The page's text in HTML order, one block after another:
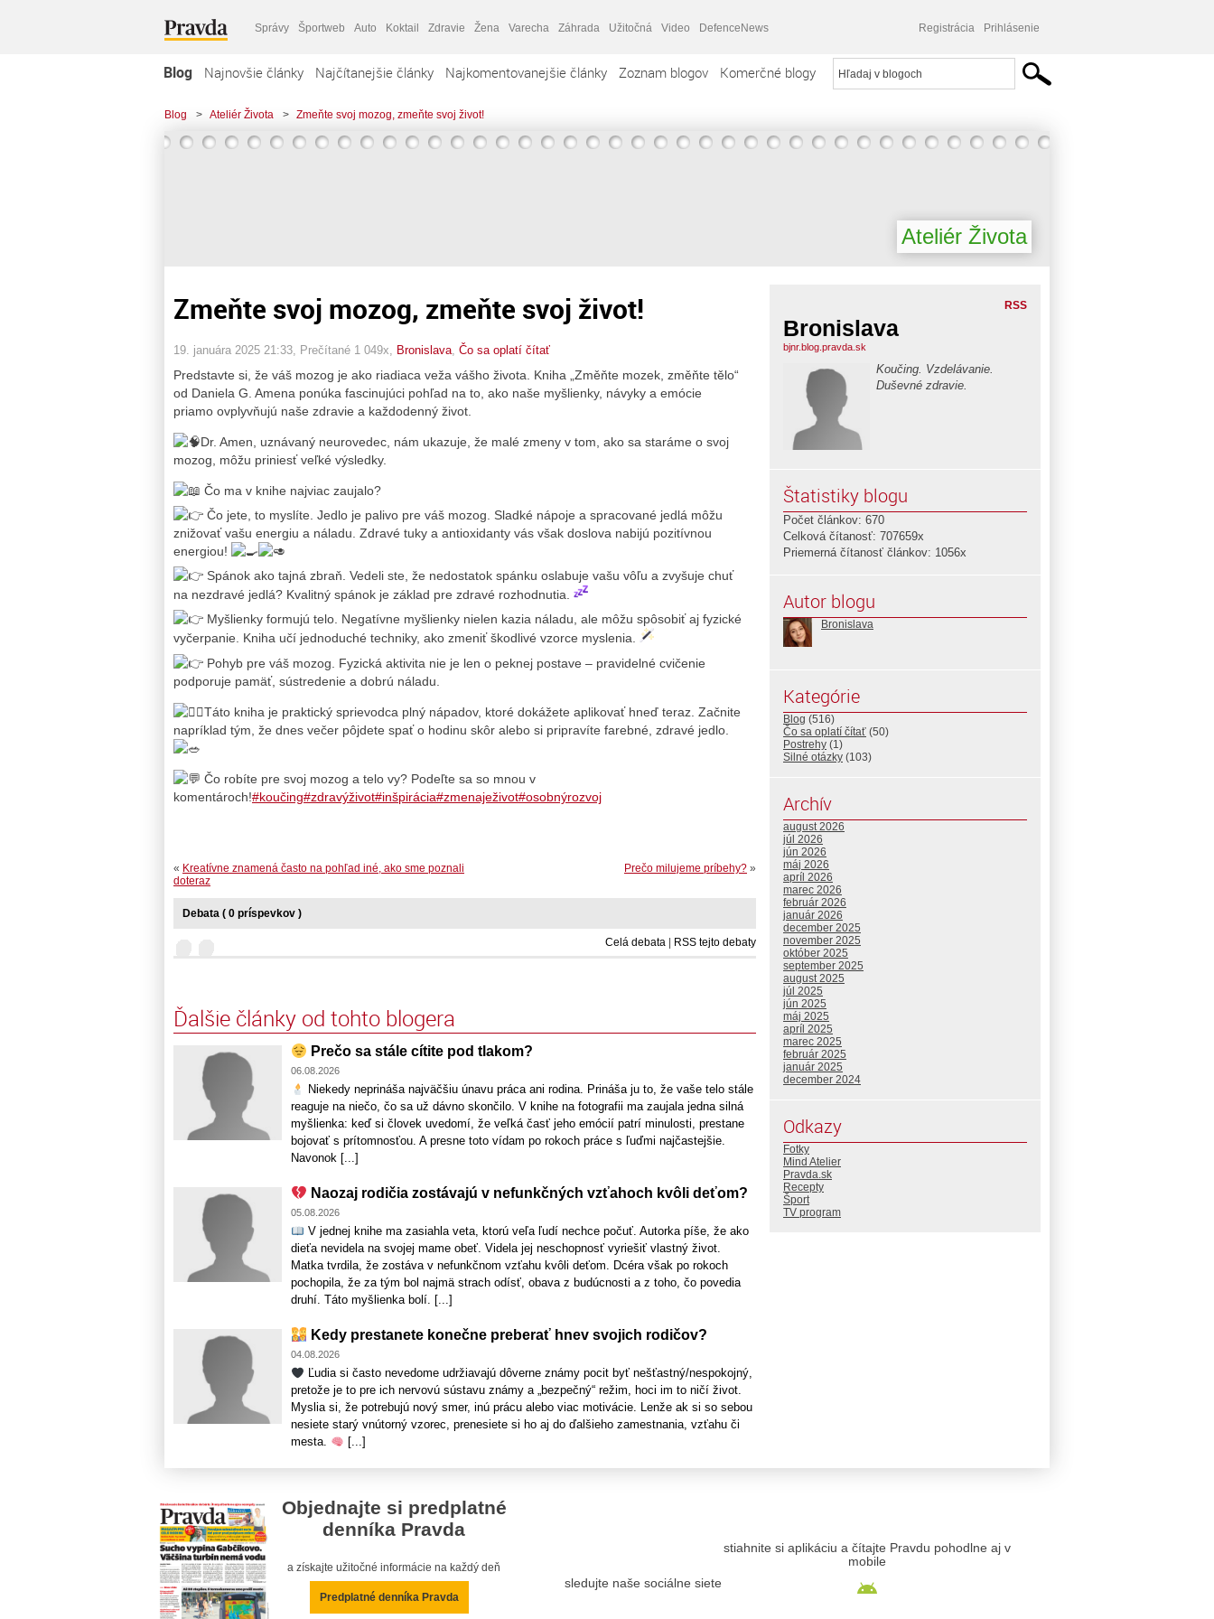
Správy Športweb Auto Koktail Zdravie Žena Varecha Záhrada Užitočná Video DefenceNews Registrácia Prihlásenie
Blog Najnovšie články Najčítanejšie články Najkomentovanejšie články Zoznam blogov Komerčné blogy
Blog > Ateliér Života > Zmeňte svoj mozog, zmeňte svoj život!
Ateliér Života
Zmeňte svoj mozog, zmeňte svoj život!
19. januára 2025 21:33 , Prečítané 1 049x, Bronislava Čo sa oplatí čítať
Predstavte si, že váš mozog je ako riadiaca veža vášho života. Kniha „Změňte mozek, změňte tělo“
od Daniela G. Amena ponúka fascinujúci pohľad na to, ako naše myšlienky, návyky a emócie
priamo ovplyvňujú naše zdravie a každodenný život.
Dr. Amen, uznávaný neurovedec, nám ukazuje, že malé zmeny v tom, ako sa staráme o svoj
mozog, môžu priniesť veľké výsledky.
Čo ma v knihe najviac zaujalo?
Čo jete, to myslíte. Jedlo je palivo pre váš mozog. Sladké nápoje a spracované jedlá môžu
znižovať vašu energiu a náladu. Zdravé tuky a antioxidanty vás však doslova nabijú pozitívnou
energiou!
Spánok ako tajná zbraň. Vedeli ste, že nedostatok spánku oslabuje vašu vôľu a zvyšuje chuť
na nezdravé jedlá? Kvalitný spánok je základ pre zdravé rozhodnutia.
Myšlienky formujú telo. Negatívne myšlienky nielen kazia náladu, ale môžu spôsobiť aj fyzické
vyčerpanie. Kniha učí jednoduché techniky, ako zmeniť škodlivé vzorce myslenia.
Pohyb pre váš mozog. Fyzická aktivita nie je len o peknej postave – pravidelné cvičenie
podporuje pamäť, sústredenie a dobrú náladu.
Táto kniha je praktický sprievodca plný nápadov, ktoré dokážete aplikovať hneď teraz. Začnite
napríklad tým, že dnes večer pôjdete spať o hodinu skôr alebo si pripravíte farebné, zdravé jedlo.
Čo robíte pre svoj mozog a telo vy? Podeľte sa so mnou v
komentároch!#koučing#zdravýživot#inšpirácia#zmenaježivot#osobnýrozvoj
Prečo milujeme príbehy? »
« Kreatívne znamená často na pohľad iné, ako sme poznali
doteraz
Debata ( 0 príspevkov )
Celá debata RSS tejto debaty
Ďalšie články od tohto blogera
Prečo sa stále cítite pod tlakom?
06.08.2026
Niekedy neprináša najväčšiu únavu práca ani rodina. Prináša ju to, že vaše telo stále
reaguje na niečo, čo sa už dávno skončilo. V knihe na fotografii ma zaujala jedna silná
myšlienka: keď si človek uvedomí, že veľká časť jeho emócií patrí minulosti, prestane
bojovať s prítomnosťou. A presne toto vídam po rokoch práce s ľuďmi najčastejšie.
Navonok [...]
Naozaj rodičia zostávajú v nefunkčných vzťahoch kvôli deťom?
05.08.2026
V jednej knihe ma zasiahla veta, ktorú veľa ľudí nechce počuť. Autorka píše, že ako
dieťa nevidela na svojej mame obeť. Videla jej neschopnosť vyriešiť vlastný život.
Matka tvrdila, že zostáva v nefunkčnom vzťahu kvôli deťom. Dcéra však po rokoch
pochopila, že za tým bol najmä strach odísť, obava z budúcnosti a z toho, čo povedia
druhí. Táto myšlienka bolí. [...]
Kedy prestanete konečne preberať hnev svojich rodičov?
04.08.2026
Ľudia si často nevedome udržiavajú dôverne známy pocit byť nešťastný/nespokojný,
pretože je to pre ich nervovú sústavu známy a „bezpečný“ režim, hoci im to ničí život.
Myslia si, že potrebujú nový smer, inú prácu alebo viac motivácie. Lenže ak si so sebou
nesiete starý vnútorný vzorec, prenesiete si ho aj do ďalšieho zamestnania, vzťahu či
mesta.
[...]
RSS
Bronislava
bjnr.blog.pravda.sk
Koučing. Vzdelávanie.
Duševné zdravie.
Štatistiky blogu
Počet článkov: 670
Celková čítanosť: 707659x
Priemerná čítanosť článkov: 1056x
Autor blogu
Bronislava
Kategórie
Blog (516)
Čo sa oplatí čítať (50)
Postrehy (1)
Silné otázky (103)
Archív
august 2026
júl 2026
jún 2026
máj 2026
apríl 2026
marec 2026
február 2026
január 2026
december 2025
november 2025
október 2025
september 2025
august 2025
júl 2025
jún 2025
máj 2025
apríl 2025
marec 2025
február 2025
január 2025
december 2024
Odkazy
Fotky
Mind Atelier
Pravda.sk
Recepty
Šport
TV program
Objednajte si predplatné
denníka Pravda
a získajte užitočné informácie na každý deň
Predplatné denníka Pravda
sledujte naše sociálne siete
stiahnite si aplikáciu a čítajte Pravdu pohodlne aj v
mobile